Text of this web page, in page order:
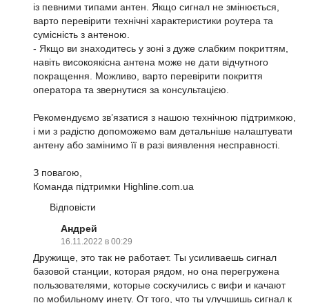
із певними типами антен. Якщо сигнал не змінюється,
варто перевірити технічні характеристики роутера та
сумісність з антеною.
- Якщо ви знаходитесь у зоні з дуже слабким покриттям,
навіть високоякісна антена може не дати відчутного
покращення. Можливо, варто перевірити покриття
оператора та звернутися за консультацією.
Рекомендуємо зв’язатися з нашою технічною підтримкою,
і ми з радістю допоможемо вам детальніше налаштувати
антену або замінимо її в разі виявлення несправності.
З повагою,
Команда підтримки Highline.com.ua
Відповісти
Андрей
16.11.2022 в 00:29
Дружище, это так не работает. Ты усиливаешь сигнал
базовой станции, которая рядом, но она перегружена
пользователями, которые соскучились с вифи и качают
по мобильному инету. От того, что ты улучшишь сигнал к